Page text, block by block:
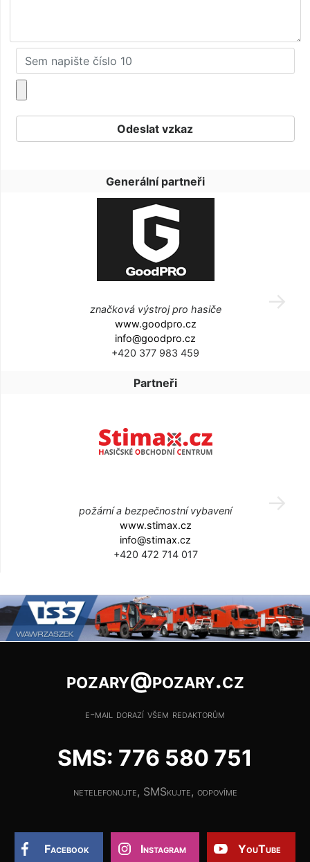
Generální partneři
značková výstroj pro hasiče
www.goodpro.cz
info@goodpro.cz
+420 377 983 459
Partneři
požární a bezpečnostní vybavení
www.stimax.cz
info@stimax.cz
+420 472 714 017
pozary@pozary.cz
e-mail dorazí všem redaktorům
SMS: 776 580 751
netelefonujte, SMSkujte, odpovíme
Facebook Instagram YouTube